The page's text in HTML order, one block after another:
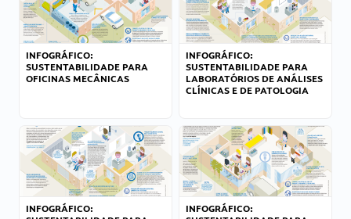
INFOGRÁFICO:
SUSTENTABILIDADE PARA
OFICINAS MECÂNICAS
INFOGRÁFICO:
SUSTENTABILIDADE PARA
LABORATÓRIOS DE ANÁLISES
CLÍNICAS E DE PATOLOGIA
INFOGRÁFICO:
INFOGRÁFICO: